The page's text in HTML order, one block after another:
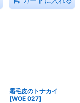
霜毛皮のトナカイ
[WOE 027]